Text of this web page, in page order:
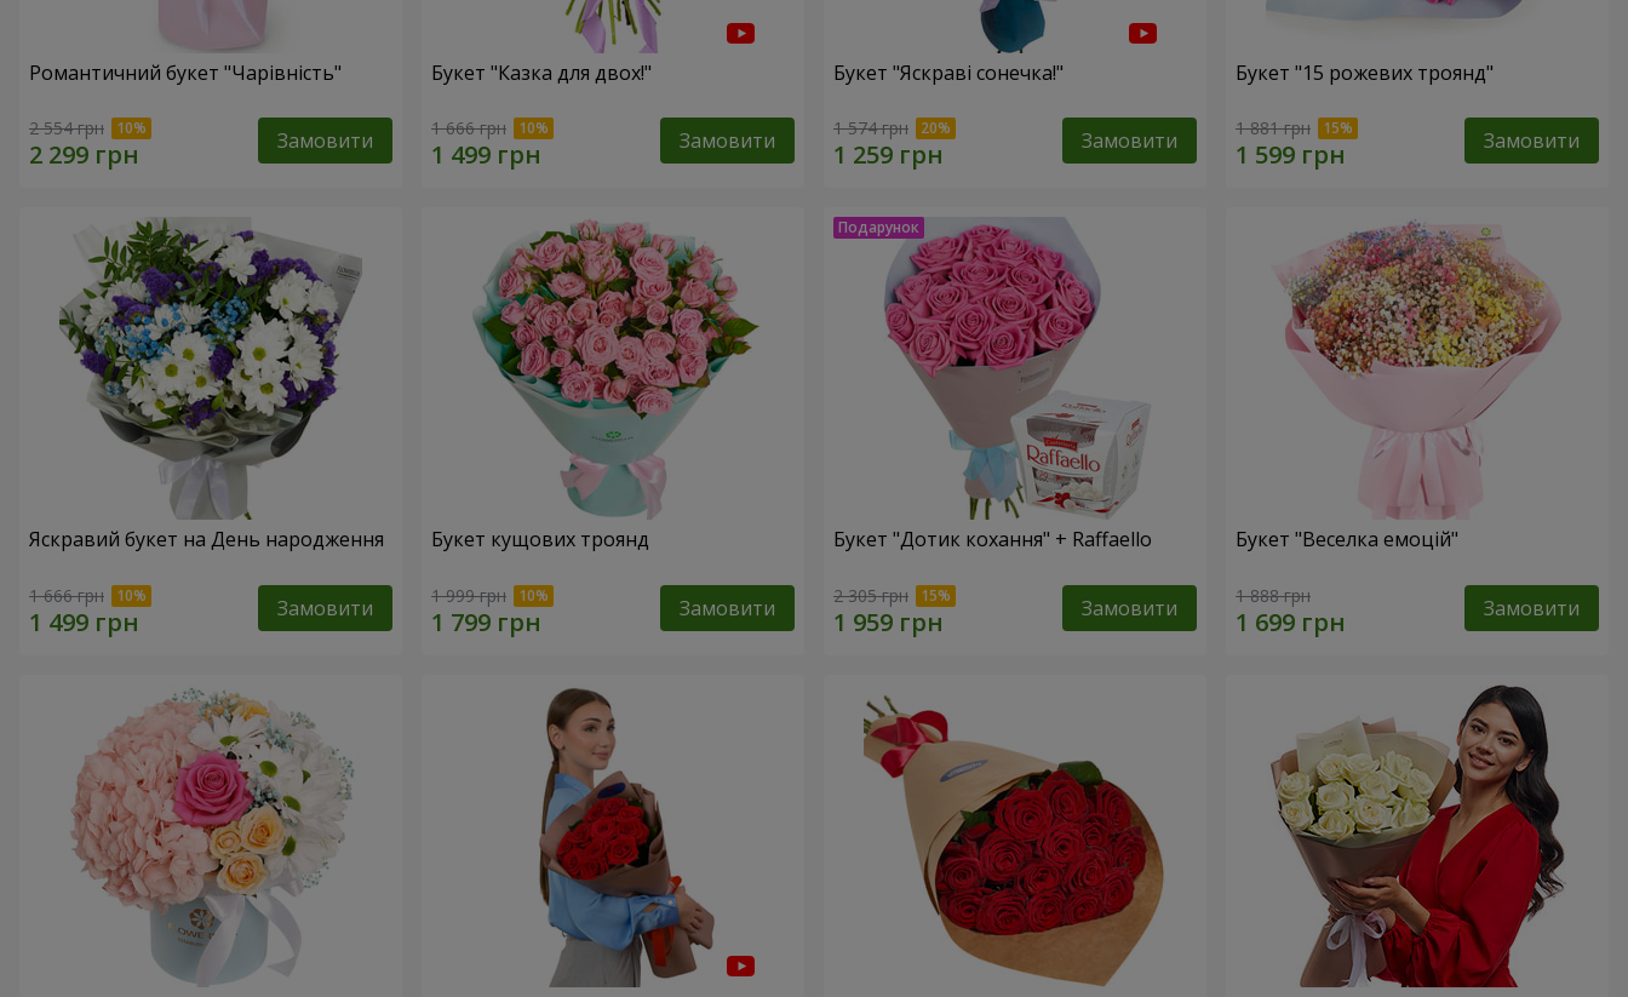
Романтичний букет "Чарівність"
2 554 грн Замовити
Букет "Казка для двох!"
1 666 грн Замовити
Букет "Яскраві сонечка!"
1 574 грн Замовити
Букет "15 рожевих троянд"
1 881 грн Замовити
Яскравий букет на День народження
1 666 грн Замовити
Букет кущових троянд
1 999 грн Замовити
Букет "Дотик кохання" + Raffaello
2 305 грн Замовити
Букет "Веселка емоцій"
1 888 грн Замовити